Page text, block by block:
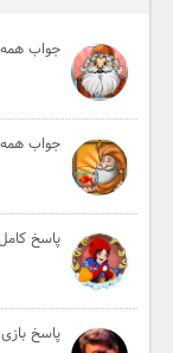
جواب همه
جواب همه
پاسخ
پاسخ